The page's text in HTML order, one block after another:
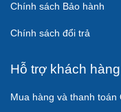
Chính sách Bảo hành
Chính sách đổi trả
Hỗ trợ khách hàng
Mua hàng và thanh toán